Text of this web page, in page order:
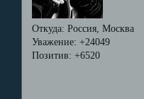
Откуда: Россия, Москва
Уважение: +24049
Позитив: +6520